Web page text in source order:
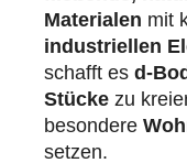
Materialen mit
industriellen
schafft es d-
Stücke zu
besondere
setzen.